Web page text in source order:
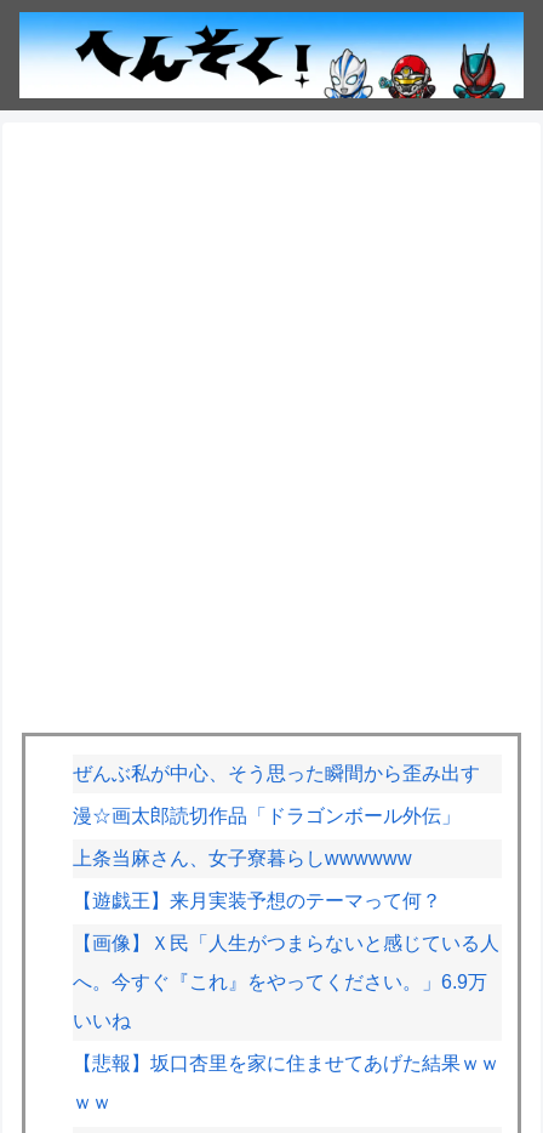
ぜんぶ私が中心、そう思った瞬間から歪み出す
漫☆画太郎読切作品「ドラゴンボール外伝」
上条当麻さん、女子寮暮らしwwwwww
【遊戯王】来月実装予想のテーマって何？
【画像】Ｘ民「人生がつまらないと感じている人
へ。今すぐ『これ』をやってください。」6.9万
いいね
【悲報】坂口杏里を家に住ませてあげた結果ｗｗ
ｗｗ